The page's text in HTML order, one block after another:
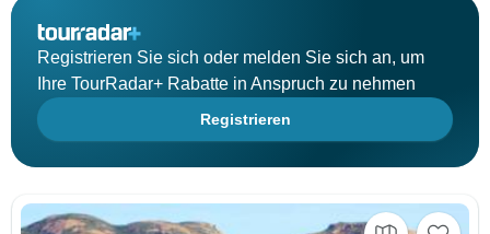
Registrieren Sie sich oder melden Sie sich an, um
Ihre TourRadar+ Rabatte in Anspruch zu nehmen
Registrieren